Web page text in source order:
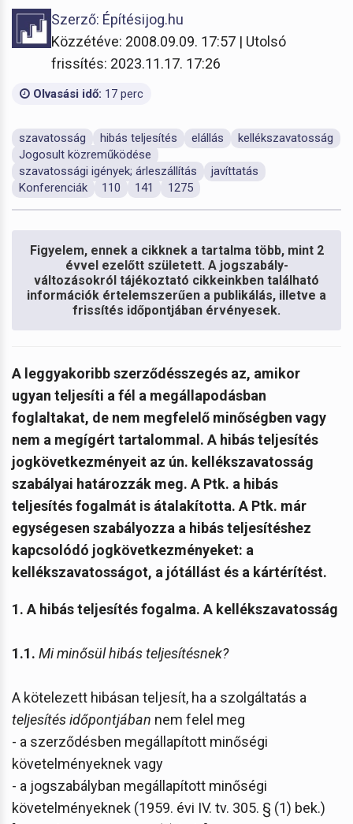
Szerző: Építésijog.hu
Közzétéve: 2008.09.09. 17:57 | Utolsó
frissítés: 2023.11.17. 17:26
Olvasási idő: 17 perc
szavatosság hibás teljesítés elállás
kellékszavatosság
Jogosult közreműködése
szavatossági igények; árleszállítás
javíttatás
Konferenciák
110 141 1275
Figyelem, ennek a cikknek a tartalma több, mint 2
évvel ezelőtt született. A jogszabály-
változásokról tájékoztató cikkeinkben található
információk értelemszerűen a publikálás, illetve a
frissítés időpontjában érvényesek.
A leggyakoribb szerződésszegés az, amikor
ugyan teljesíti a fél a megállapodásban
foglaltakat, de nem megfelelő minőségben vagy
nem a megígért tartalommal. A hibás teljesítés
jogkövetkezményeit az ún. kellékszavatosság
szabályai határozzák meg. A Ptk. a hibás
teljesítés fogalmát is átalakította. A Ptk. már
egységesen szabályozza a hibás teljesítéshez
kapcsolódó jogkövetkezményeket: a
kellékszavatosságot, a jótállást és a kártérítést.
1. A hibás teljesítés fogalma. A kellékszavatosság
1.1. Mi minősül hibás teljesítésnek?
A kötelezett hibásan teljesít, ha a szolgáltatás a
teljesítés időpontjában nem felel meg
- a szerződésben megállapított minőségi
követelményeknek vagy
- a jogszabályban megállapított minőségi
követelményeknek (1959. évi IV. tv. 305. § (1) bek.)